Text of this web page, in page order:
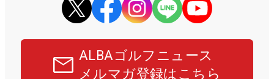
ALBAゴルフニュース
メルマガ登録はこちら